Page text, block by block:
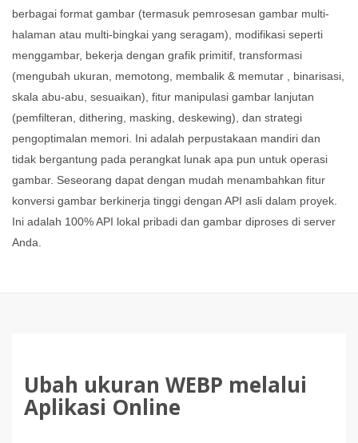
berbagai format gambar (termasuk pemrosesan gambar multi-
halaman atau multi-bingkai yang seragam), modifikasi seperti
menggambar, bekerja dengan grafik primitif, transformasi
(mengubah ukuran, memotong, membalik & memutar , binarisasi,
skala abu-abu, sesuaikan), fitur manipulasi gambar lanjutan
(pemfilteran, dithering, masking, deskewing), dan strategi
pengoptimalan memori. Ini adalah perpustakaan mandiri dan
tidak bergantung pada perangkat lunak apa pun untuk operasi
gambar. Seseorang dapat dengan mudah menambahkan fitur
konversi gambar berkinerja tinggi dengan API asli dalam proyek.
Ini adalah 100% API lokal pribadi dan gambar diproses di server
Anda.
Ubah ukuran WEBP melalui
Aplikasi Online